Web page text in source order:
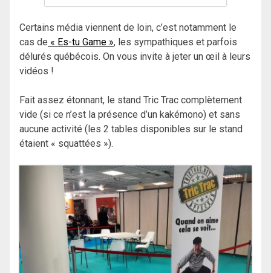
Certains média viennent de loin, c’est notamment le
cas de « Es-tu Game », les sympathiques et parfois
délurés québécois. On vous invite à jeter un œil à leurs
vidéos !
Fait assez étonnant, le stand Tric Trac complètement
vide (si ce n’est la présence d’un kakémono) et sans
aucune activité (les 2 tables disponibles sur le stand
étaient « squattées »).